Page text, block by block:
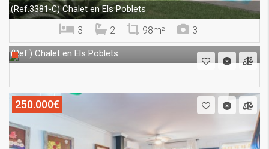
(Ref.3381-C)Chalet en Els Poblets
3 2 98m² 3
(Ref.) Chalet en Els Poblets
250.000€